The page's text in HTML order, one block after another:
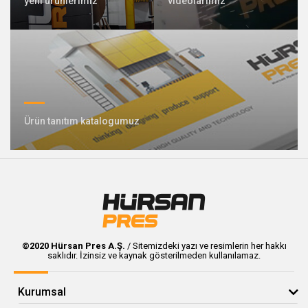
409 Nolu Sokak No:5 /1
SELÇUKLU/KONYA
Bizimle İletişime Geçin
Twitter İnstagram
Özel tasarım pres üretiminde lideriz
Ürün tanıtım katalogumuz
©2020 Hürsan Pres A.Ş. / Sitemizdeki yazı ve resimlerin her hakkı
saklıdır. İzinsiz ve kaynak gösterilmeden kullanılamaz.
Kurumsal